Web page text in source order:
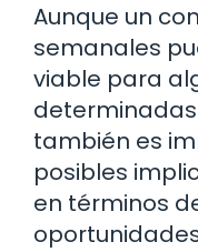
Aunque un
semanales
viable para
también es
posibles
en términos